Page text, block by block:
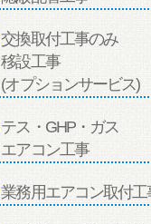
交換取付工事のみ
移設工事
(オプションサービス)
テス・GHP・ガス
エアコン工事
業務用エアコン取付工